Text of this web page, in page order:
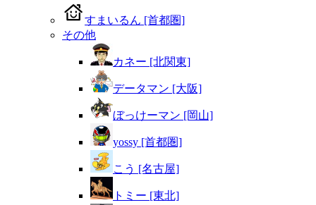
すまいるん [首都圏]
その他
カネー [北関東]
データマン [大阪]
ぼっけーマン [岡山]
yossy [首都圏]
こう [名古屋]
トミー [東北]